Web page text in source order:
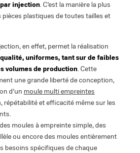
par injection. C’est la manière la plus
pièces plastiques de toutes tailles et
en effet, permet la réalisation
uniformes, tant sur de faibles
volumes de production. Cette
une grande liberté de conception,
d’un moule multi empreintes
répétabilité et efficacité même sur les
moules à empreinte simple, des
ou encore des moules entièrement
besoins spécifiques de chaque